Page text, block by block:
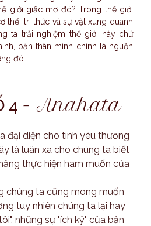
giới giấc mơ đó? Trong thế giới
thể, tri thức và sự vật xung quanh
ta trải nghiệm thế giới này chứ
bản thân mình chính là nguồn
đó.
4 - Anahata
đại diện cho tình yêu thương
là luân xa cho chúng ta biết
thực hiện ham muốn của
chúng ta cũng mong muốn
tuy nhiên chúng ta lại hay
những sự "ích kỷ" của bản